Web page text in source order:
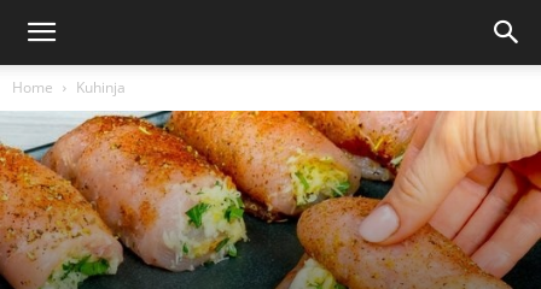
Home Kuhinja